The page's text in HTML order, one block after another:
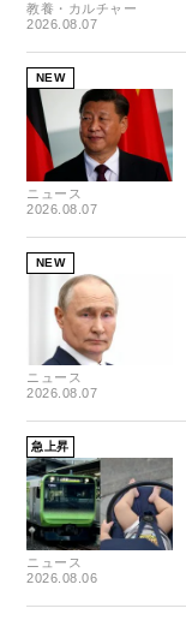
教養・カルチャー
2026.08.07
NEW
ニュース
2026.08.07
NEW
ニュース
2026.08.07
急上昇
ニュース
2026.08.06